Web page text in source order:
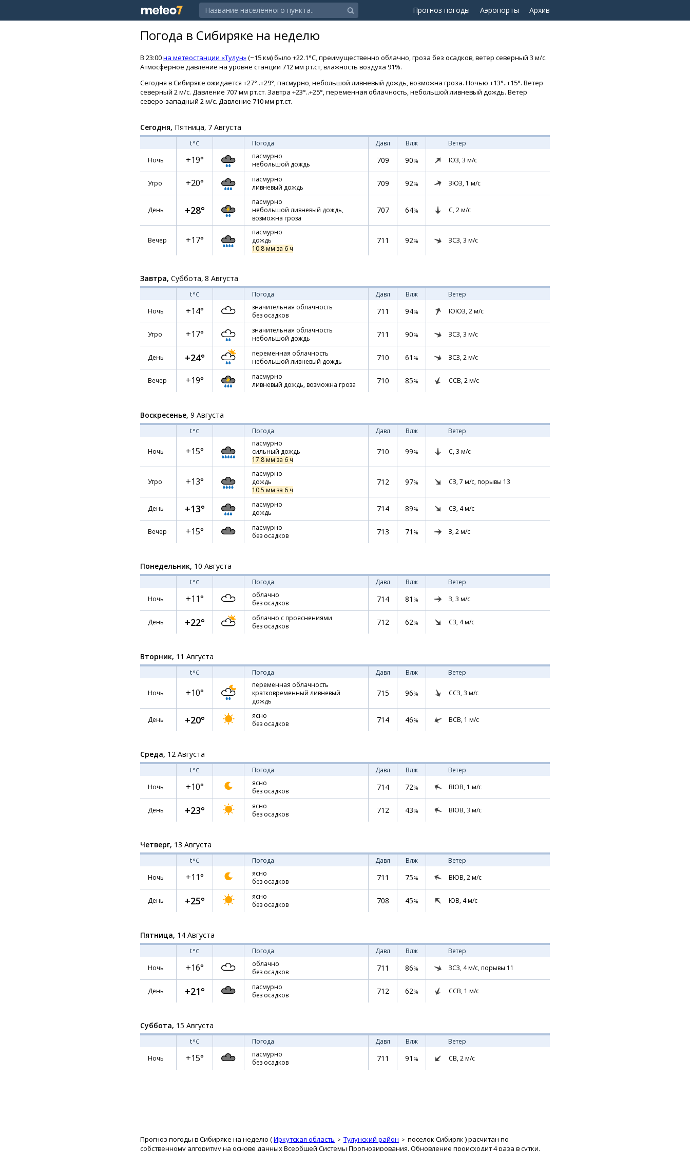
Прогноз погоды Аэропорты Архив
Погода в Сибиряке на неделю
В 23:00на метеостанции «Тулун»(~15 км) было +22.1°C, преимущественно облачно, гроза без осадков, ветер северный 3 м/с.
Атмосферное давление на уровне станции 712 мм рт.ст, влажность воздуха 91%.
Сегодня в Сибиряке ожидается +27°..+29°, пасмурно, небольшой ливневый дождь, возможна гроза. Ночью +13°..+15°. Ветер
северный 2 м/с. Давление 707 мм рт.ст. Завтра +23°..+25°, переменная облачность, небольшой ливневый дождь. Ветер
северо-западный 2 м/с. Давление 710 мм рт.ст.
Сегодня, Пятница, 7 Августа
t°C Погода Давл Влж
Ветер
Ночь
+19°
пасмурно
небольшой дождь
709 90% ЮЗ, 3 м/с
Утро +20°
пасмурно
ливневый дождь
709 92% ЗЮЗ, 1 м/с
День +28°
пасмурно
небольшой ливневый дождь,
возможна гроза
707 64% С, 2м/с
Вечер +17°
пасмурно
дождь
10.8 мм за 6 ч
711 92% ЗСЗ, 3 м/с
Завтра, Суббота, 8 Августа
t°C Погода Давл Влж
Ветер
Ночь
+14°
значительная облачность
без осадков
711 94% ЮЮЗ, 2м/с
Утро +17°
значительная облачность
небольшой дождь
711 90% ЗСЗ, 3 м/с
День +24°
переменная облачность
небольшой ливневый дождь
710 61 % ЗСЗ, 2м/с
Вечер +19°
пасмурно
ливневый дождь, возможна гроза
710 85% ССВ, 2м/с
Воскресенье, 9 Августа
t°C Погода Давл Влж Ветер
Ночь +15°
пасмурно
сильный дождь
17.8 мм за 6 ч
710 99% С, 3 м/с
Утро +13°
пасмурно
дождь
10.5 мм за 6 ч
712 97% СЗ, 7 м/с, порывы 13
День +13°
пасмурно
дождь
714 89% СЗ, 4м/с
Вечер +15°
пасмурно
без осадков
713 71 % З, 2м/с
Понедельник, 10 Августа
t°C Погода Давл Влж
Ветер
Ночь
+11°
облачно
без осадков
714 81 % З, 3 м/с
День +22°
облачно с прояснениями
без осадков
712 62% СЗ, 4м/с
Вторник, 11 Августа
t°C Погода Давл Влж Ветер
Ночь +10°
переменная облачность
кратковременный ливневый
дождь
715 96% ССЗ, 3 м/с
День +20°
ясно
без осадков
714 46% ВСВ, 1 м/с
Среда, 12 Августа
t°C Погода Давл Влж
Ветер
Ночь
+10°
ясно
без осадков
714 72% ВЮВ, 1 м/с
День +23°
ясно
без осадков
712 43% ВЮВ, 3 м/с
Четверг, 13 Августа
t°C Погода Давл Влж
Ветер
Ночь
+11°
ясно
без осадков
711 75% ВЮВ, 2м/с
День +25°
ясно
без осадков
708 45% ЮВ, 4м/с
Пятница, 14 Августа
t°C Погода Давл Влж
Ветер
Ночь
+16°
облачно
без осадков
711 86% ЗСЗ, 4м/с, порывы 11
День +21°
пасмурно
без осадков
712 62% ССВ, 1 м/с
Суббота, 15 Августа
t°C Погода Давл Влж
Ветер
Ночь
+15°
пасмурно
без осадков
711 91 % СВ, 2м/с
Прогноз погоды в Сибиряке на неделю (Иркутская область Тулунский район поселок Сибиряк ) расчитан по
собственному алгоритму на основе данных Всеобщей Системы Прогнозирования. Обновление происходит 4 раза в сутки.